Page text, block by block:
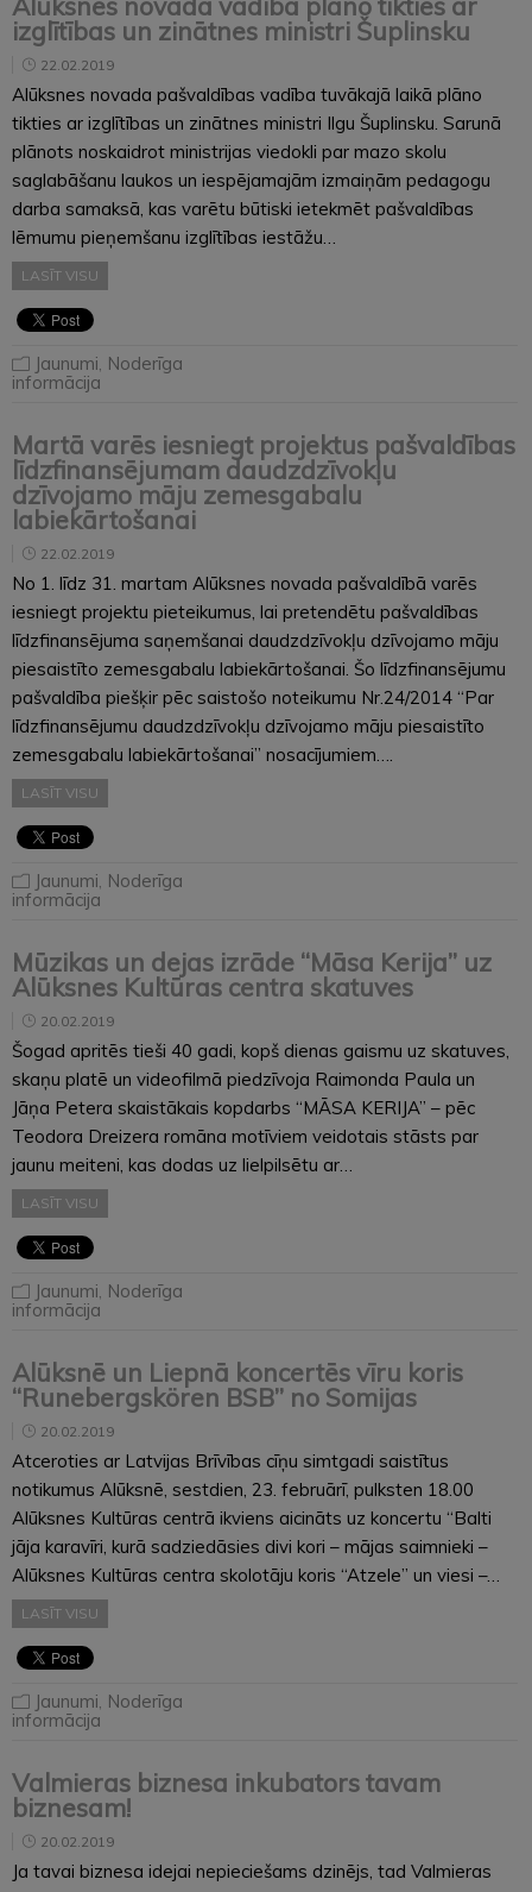
izglītības un zinātnes ministri Šuplinsku
22.02.2019
Alūksnes novada pašvaldības vadība tuvākajā laikā plāno
tikties ar izglītības un zinātnes ministri Ilgu Šuplinsku. Sarunā
plānots noskaidrot ministrijas viedokli par mazo skolu
saglabāšanu laukos un iespējamajām izmaiņām pedagogu
darba samaksā, kas varētu būtiski ietekmēt pašvaldības
lēmumu pieņemšanu izglītības iestāžu…
LASĪT VISU
Jaunumi Noderīga
informācija
Martā varēs iesniegt projektus pašvaldības
līdzfinansējumam daudzdzīvokļu
dzīvojamo māju zemesgabalu
labiekārtošanai
22.02.2019
No 1. līdz 31. martam Alūksnes novada pašvaldībā varēs
iesniegt projektu pieteikumus, lai pretendētu pašvaldības
līdzfinansējuma saņemšanai daudz­dzīvokļu dzīvojamo māju
piesaistīto zemesgabalu labiekārtošanai. Šo līdzfinansējumu
pašvaldība piešķir pēc saistošo noteikumu Nr.24/2014 “Par
līdzfinansējumu daudzdzīvokļu dzīvojamo māju piesaistīto
zemesgabalu labiekārtošanai” nosacījumiem….
LASĪT VISU
Jaunumi Noderīga
informācija
Mūzikas un dejas izrāde “Māsa Kerija” uz
Alūksnes Kultūras centra skatuves
20.02.2019
Šogad apritēs tieši 40 gadi, kopš dienas gaismu uz skatuves,
skaņu platē un videofilmā piedzīvoja Raimonda Paula un
Jāņa Petera skaistākais kopdarbs “MĀSA KERIJA” – pēc
Teodora Dreizera romāna motīviem veidotais stāsts par
jaunu meiteni, kas dodas uz lielpilsētu ar…
LASĪT VISU
Jaunumi Noderīga
informācija
Alūksnē un Liepnā koncertēs vīru koris
“Runebergskören BSB” no Somijas
20.02.2019
Atceroties ar Latvijas Brīvības cīņu simtgadi saistītus
notikumus Alūksnē, sestdien, 23. februārī, pulksten 18.00
Alūksnes Kultūras centrā ikviens aicināts uz koncertu “Balti
jāja karavīri, kurā sadziedāsies divi kori – mājas saimnieki –
Alūksnes Kultūras centra skolotāju koris “Atzele” un viesi –…
LASĪT VISU
Jaunumi Noderīga
informācija
Valmieras biznesa inkubators tavam
biznesam!
20.02.2019
Ja tavai biznesa idejai nepieciešams dzinējs, tad Valmieras